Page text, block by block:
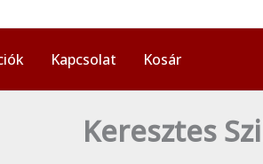
Kapcsolat Kosár
Keresztes